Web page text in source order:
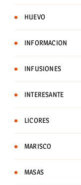
HUEVO
INFORMACION
INFUSIONES
INTERESANTE
LICORES
MARISCO
MASAS